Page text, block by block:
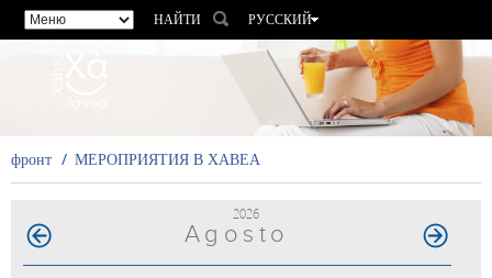
НАЙТИ
РУССКИЙ
ESPAÑOL
VALENCIÀ
фронт МЕРОПРИЯТИЯ В ХАВЕА
2026
Agosto